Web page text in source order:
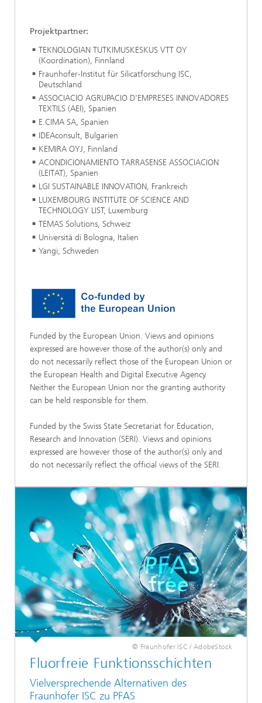
Projektpartner:
TEKNOLOGIAN TUTKIMUSKESKUS VTT OY
(Koordination), Finnland
Fraunhofer-Institut für Silicatforschung ISC,
Deutschland
ASSOCIACIO AGRUPACIO D'EMPRESES INNOVADORES
TEXTILS (AEI), Spanien
E.CIMA SA, Spanien
IDEAconsult, Bulgarien
KEMIRA OYJ, Finnland
ACONDICIONAMIENTO TARRASENSE ASSOCIACION
(LEITAT), Spanien
LGI SUSTAINABLE INNOVATION, Frankreich
LUXEMBOURG INSTITUTE OF SCIENCE AND
TECHNOLOGY LIST, Luxemburg
TEMAS Solutions, Schweiz
Università di Bologna, Italien
Yangi, Schweden
Funded by the European Union. Views and opinions
expressed are however those of the author(s) only and
do not necessarily reflect those of the European Union or
the European Health and Digital Executive Agency.
Neither the European Union nor the granting authority
can be held responsible for them.
Funded by the Swiss State Secretariat for Education,
Research and Innovation (SERI). Views and opinions
expressed are however those of the author(s) only and
do not necessarily reflect the official views of the SERI.
© Fraunhofer ISC / AdobeStock
Fluorfreie Funktionsschichten
Vielversprechende Alternativen des
Fraunhofer ISC zu PFAS